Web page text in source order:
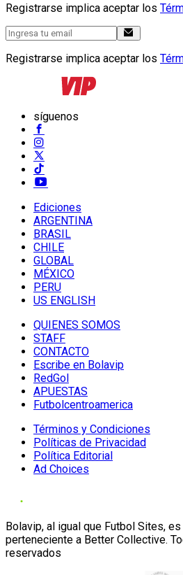
Registrarse implica aceptar los
Registrarse implica aceptar los
síguenos
Ediciones
ARGENTINA
BRASIL
CHILE
GLOBAL
MÉXICO
PERU
US ENGLISH
QUIENES SOMOS
STAFF
CONTACTO
Escribe en Bolavip
RedGol
APUESTAS
Futbolcentroamerica
Términos y Condiciones
Políticas de Privacidad
Política Editorial
Ad Choices
Bolavip, al igual que Futbol Sites,
perteneciente a Better Collective.
reservados